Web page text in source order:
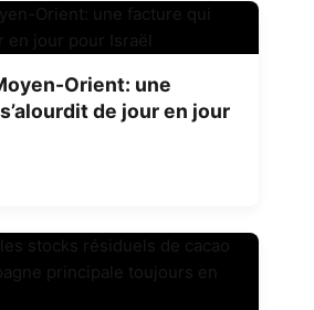
Orient: une
de jour en jour